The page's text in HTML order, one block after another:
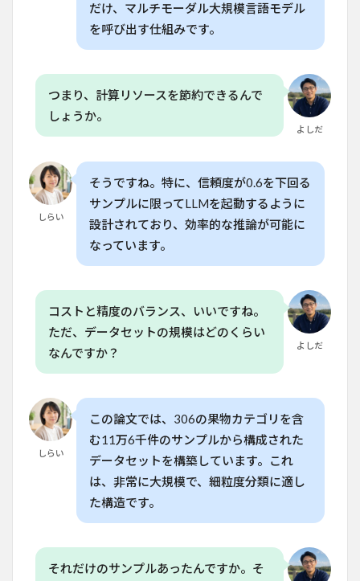
だけ、マルチモーダル大規模言語モデル
を呼び出す仕組みです。
よしだ
つまり、計算リソースを節約できるんで
しょうか。
しらい
そうですね。特に、信頼度が0.6を下回る
サンプルに限ってLLMを起動するように
設計されており、効率的な推論が可能に
なっています。
よしだ
コストと精度のバランス、いいですね。
ただ、データセットの規模はどのくらい
なんですか？
しらい
この論文では、306の果物カテゴリを含
む11万6千件のサンプルから構成された
データセットを構築しています。これ
は、非常に大規模で、細粒度分類に適し
た構造です。
それだけのサンプルあったんですか。そ